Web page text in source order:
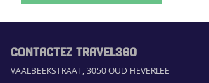
CONTACTEZ TRAVEL360
VAALBEEKSTRAAT, 3050 OUD HEVERLEE